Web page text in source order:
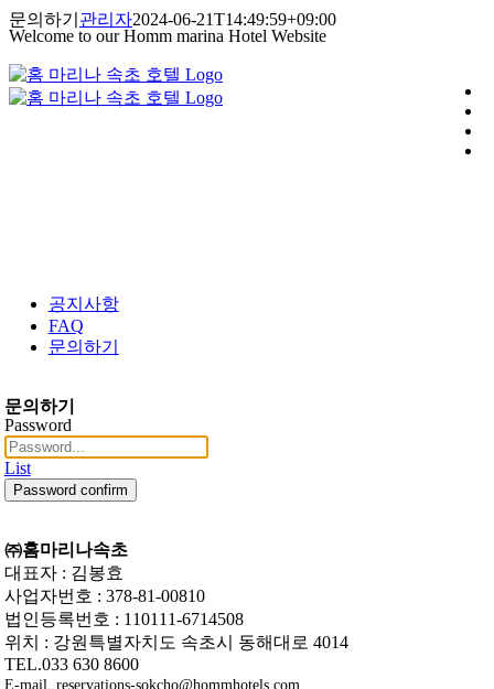
콘
텐
츠
로
건
Welcome to our Homm marina Hotel Website
문의하기 관리자2024-06-21T14:49:59+09:00
공지사항
FAQ
문의하기
문의하기
Password
List
Password confirm
㈜홈마리나속초
대표자 : 김봉효
사업자번호 : 378-81-00810
법인등록번호 : 110111-6714508
위치 : 강원특별자치도 속초시 동해대로 4014
TEL.033 630 8600
E-mail. reservations-sokcho@hommhotels.com